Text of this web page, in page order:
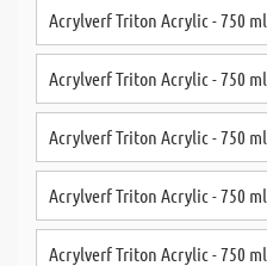
Acrylverf Triton Acrylic - 750
Acrylverf Triton Acrylic - 750
Acrylverf Triton Acrylic - 750
Acrylverf Triton Acrylic - 750
Acrylverf Triton Acrylic - 750